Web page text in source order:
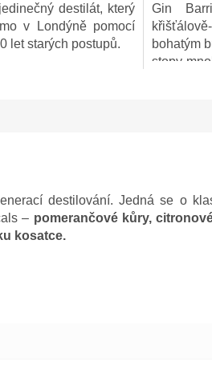
destilát, který
v Londýně pomocí
let starých postupů.
hvězdiček.
Gin
bohatým
stopy
destilování. Jedná se o
– pomerančové kůry,
kosatce.